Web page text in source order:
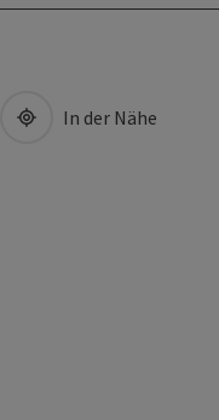
In der Nähe